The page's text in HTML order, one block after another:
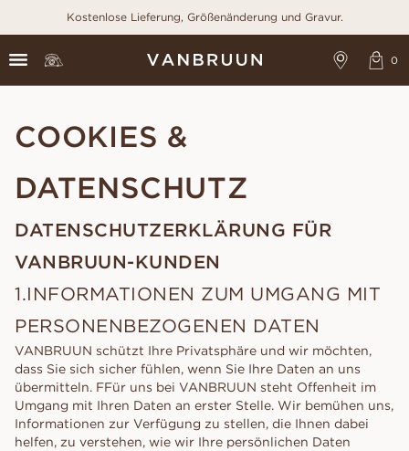
Kostenlose Lieferung, Größenänderung und Gravur.
COOKIES &
DATENSCHUTZ
DATENSCHUTZERKLÄRUNG FÜR
VANBRUUN-KUNDEN
1.INFORMATIONEN ZUM UMGANG MIT
PERSONENBEZOGENEN DATEN
VANBRUUN schützt Ihre Privatsphäre und wir möchten,
dass Sie sich sicher fühlen, wenn Sie Ihre Daten an uns
übermitteln. FFür uns bei VANBRUUN steht Offenheit im
Umgang mit Ihren Daten an erster Stelle. Wir bemühen uns,
Informationen zur Verfügung zu stellen, die Ihnen dabei
helfen, zu verstehen, wie wir Ihre persönlichen Daten